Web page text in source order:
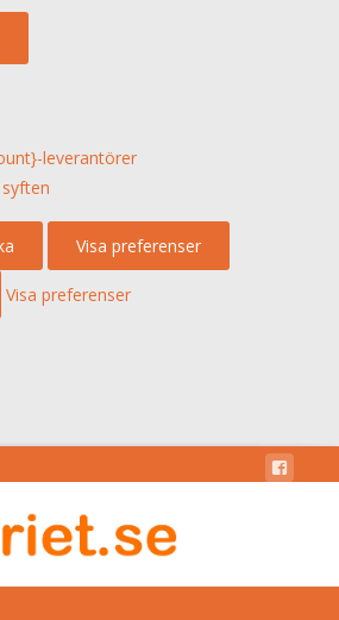
leverantörer
Visa preferenser
Visa preferenser